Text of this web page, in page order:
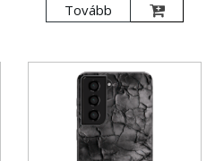
Tovább